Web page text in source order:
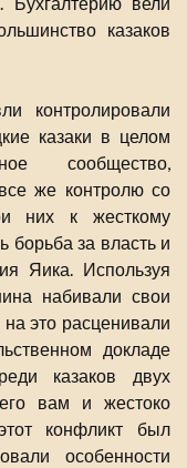
казаков
контролировали
казаки в целом
сообщество,
же контролю со
них к жесткому
борьба за власть и
Яика. Используя
набивали свои
это расценивали
докладе
казаков двух
вам и жестоко
конфликт был
особенности